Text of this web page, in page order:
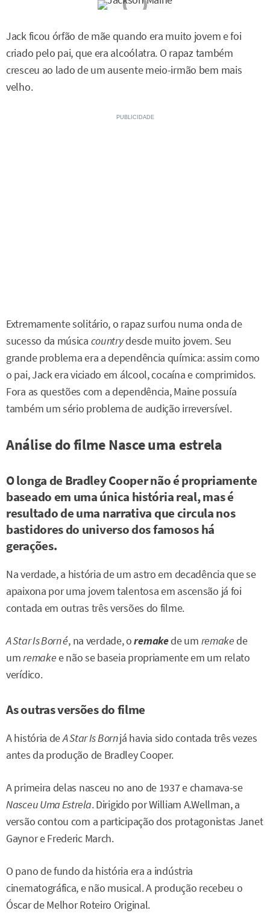
Jack ficou órfão de mãe quando era muito jovem e foi
criado pelo pai, que era alcoólatra. O rapaz também
cresceu ao lado de um ausente meio-irmão bem mais
velho.
Extremamente solitário, o rapaz surfou numa onda de
sucesso da música countrydesde muito jovem. Seu
grande problema era a dependência química: assim como
o pai, Jack era viciado em álcool, cocaína e comprimidos.
Fora as questões com a dependência, Maine possuía
também um sério problema de audição irreversível.
Análise do filme Nasce uma estrela
O longa de Bradley Cooper não é propriamente
baseado em uma única história real, mas é
resultado de uma narrativa que circula nos
bastidores do universo dos famosos há
gerações.
Na verdade, a história de um astro em decadência que se
apaixona por uma jovem talentosa em ascensão já foi
contada em outras três versões do filme.
A Star Is Born é, na verdade, oremakede um remakede
umremakee não se baseia propriamente em um relato
verídico.
As outras versões do filme
A história deA Star Is Bornjá havia sido contada três vezes
antes da produção de Bradley Cooper.
A primeira delas nasceu no ano de 1937 e chamava-se
Nasceu Uma Estrela. Dirigido por William A.Wellman, a
versão contou com a participação dos protagonistas Janet
Gaynor e Frederic March.
O pano de fundo da história era a indústria
cinematográfica, e não musical. A produção recebeu o
Óscar de Melhor Roteiro Original.